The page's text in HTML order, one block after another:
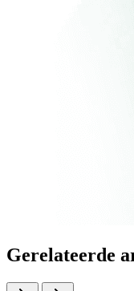
Gerelateerde